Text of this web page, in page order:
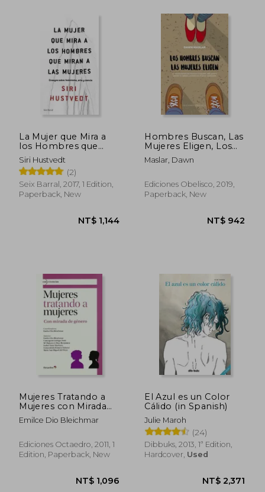
NT$ 1,253 NT$
La Mujer que Mira a
los Hombres que
Miran a las Mujeres (in
Spanish)
Siri Hustvedt
(2)
Seix Barral, 2017, 1 Edition,
Paperback, New
Hombres Buscan, Las
Mujeres Eligen, Los
(in Spanish)
Maslar, Dawn
Ediciones Obelisco, 2019,
Paperback, New
Mujeres Tratando a
Mujeres con Mirada
de Genero (in
Spanish)
Emilce Dio Bleichmar
Ediciones Octaedro, 2011, 1
Edition, Paperback, New
El Azul es un Color
Cálido (in Spanish)
Julie Maroh
(24)
Dibbuks, 2013, 1ª Edition,
Hardcover, Used